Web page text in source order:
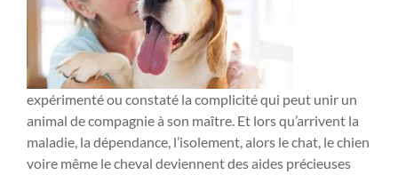
expérimenté ou constaté la complicité qui peut unir un
animal de compagnie à son maître. Et lors qu’arrivent la
maladie, la dépendance, l’isolement, alors le chat, le chien
voire même le cheval deviennent des aides précieuses